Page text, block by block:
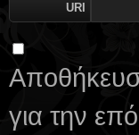
URI
για την